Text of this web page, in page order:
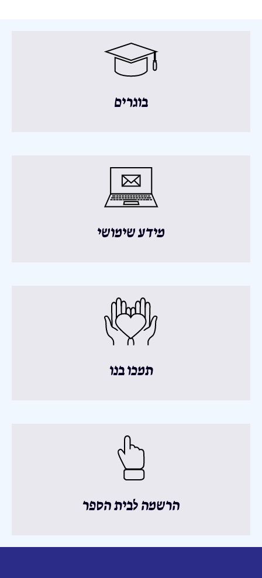
בוגרים
מידע שימושי
תמכו בנו
הרשמה לבית הספר